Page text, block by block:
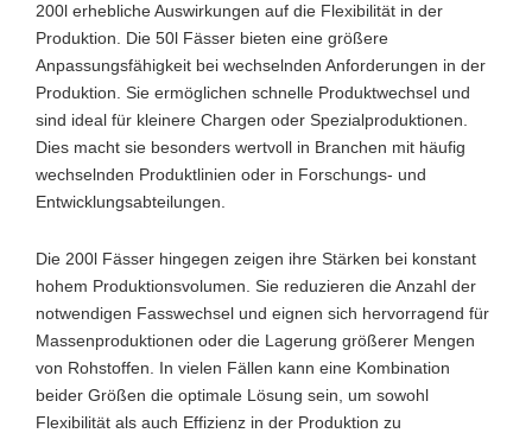
200l erhebliche Auswirkungen auf die Flexibilität in der
Produktion. Die 50l Fässer bieten eine größere
Anpassungsfähigkeit bei wechselnden Anforderungen in der
Produktion. Sie ermöglichen schnelle Produktwechsel und
sind ideal für kleinere Chargen oder Spezialproduktionen.
Dies macht sie besonders wertvoll in Branchen mit häufig
wechselnden Produktlinien oder in Forschungs- und
Entwicklungsabteilungen.
Die 200l Fässer hingegen zeigen ihre Stärken bei konstant
hohem Produktionsvolumen. Sie reduzieren die Anzahl der
notwendigen Fasswechsel und eignen sich hervorragend für
Massenproduktionen oder die Lagerung größerer Mengen
von Rohstoffen. In vielen Fällen kann eine Kombination
beider Größen die optimale Lösung sein, um sowohl
Flexibilität als auch Effizienz in der Produktion zu